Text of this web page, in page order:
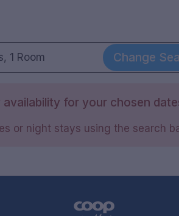
1 Room Change
for your chosen
or night stays using the search